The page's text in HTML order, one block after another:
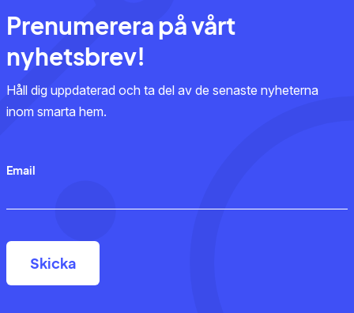
Prenumerera på vårt
nyhetsbrev!
Håll dig uppdaterad och ta del av de senaste nyheterna
inom smarta hem.
Email